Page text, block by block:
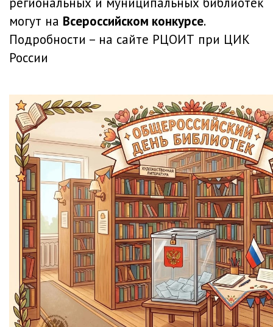
могут на Всероссийском конкурсе.
Подробности – на сайте РЦОИТ при ЦИК
России